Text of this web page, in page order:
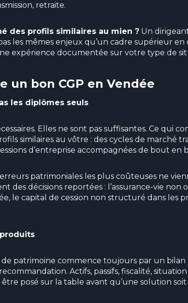
retraite.
des profils similaires au mien ? Un
les mêmes enjeux qu’un cadre supérieur
expérience documentée sur votre type de
un bon CGP en Vendée
les diplômes seuls
Elles ne sont pas suffisantes. Ce qui
similaires au vôtre : des cycles de marché
d’entreprise accompagnées de bout en
patrimoniales les plus coûteuses ne
des décisions reportées : l’assurance-vie non
le capital de cession non structuré dans les
patrimoine commence toujours par un
Actifs, passifs, fiscalité,
posé sur la table avant qu’une solution soit